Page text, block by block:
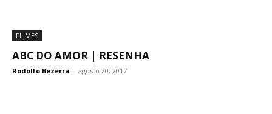
FILMES
ABC DO AMOR | RESENHA
Rodolfo Bezerra - agosto 20, 2017